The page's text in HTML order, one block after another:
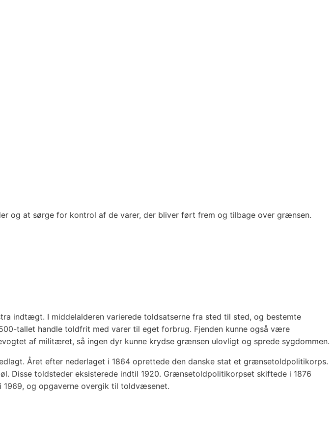
og at sørge for kontrol af de varer, der bliver ført frem og tilbage over grænsen.
indtægt. I middelalderen varierede toldsatserne fra sted til sted, og bestemte
tallet handle toldfrit med varer til eget forbrug. Fjenden kunne også være
af militæret, så ingen dyr kunne krydse grænsen ulovligt og sprede sygdommen.
Året efter nederlaget i 1864 oprettede den danske stat et grænsetoldpolitikorps.
Disse toldsteder eksisterede indtil 1920. Grænsetoldpolitikorpset skiftede i 1876
og opgaverne overgik til toldvæsenet.